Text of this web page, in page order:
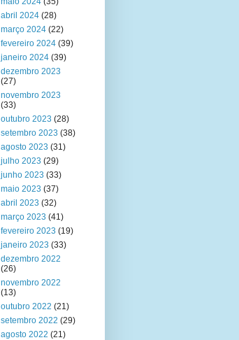
abril 2024 (28)
março 2024 (22)
fevereiro 2024 (39)
janeiro 2024 (39)
dezembro 2023
(27)
novembro 2023
(33)
outubro 2023 (28)
setembro 2023 (38)
agosto 2023 (31)
julho 2023 (29)
junho 2023 (33)
maio 2023 (37)
abril 2023 (32)
março 2023 (41)
fevereiro 2023 (19)
janeiro 2023 (33)
dezembro 2022
(26)
novembro 2022
(13)
outubro 2022 (21)
setembro 2022 (29)
agosto 2022 (21)